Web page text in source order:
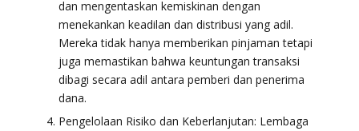
dan mengentaskan kemiskinan dengan
menekankan keadilan dan distribusi yang adil.
Mereka tidak hanya memberikan pinjaman tetapi
juga memastikan bahwa keuntungan transaksi
dibagi secara adil antara pemberi dan penerima
dana.
Pengelolaan Risiko dan Keberlanjutan: Lembaga